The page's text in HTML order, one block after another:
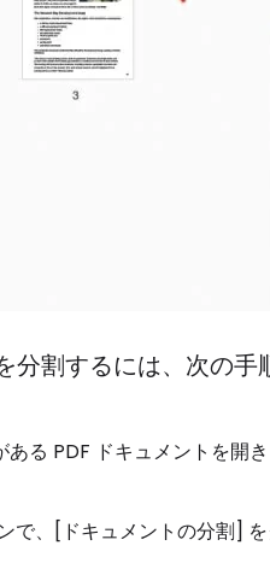
割するには、次の手
る PDF ドキュメントを開き
、[ドキュメントの分割] を